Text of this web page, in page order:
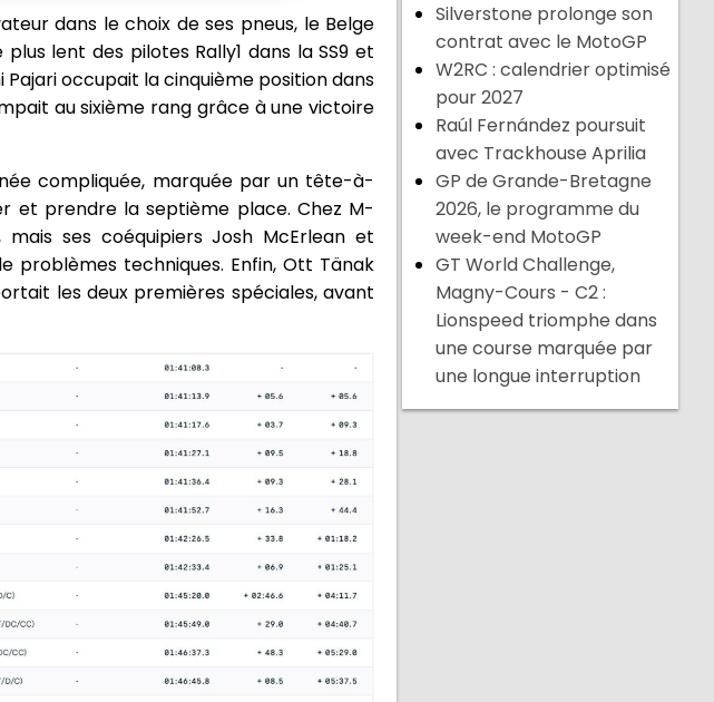
dans le choix de ses pneus, le Belge
lent des pilotes Rally1 dans la SS9 et
occupait la cinquième position dans
au sixième rang grâce à une victoire
compliquée, marquée par un tête-à-
et prendre la septième place. Chez M-
ses coéquipiers Josh McErlean et
problèmes techniques. Enfin, Ott Tänak
les deux premières spéciales, avant
Silverstone prolonge son
contrat avec le MotoGP
W2RC : calendrier optimisé
pour 2027
Raúl Fernández poursuit
avec Trackhouse Aprilia
GP de Grande-Bretagne
2026, le programme du
week-end MotoGP
GT World Challenge,
Magny-Cours - C2 :
Lionspeed triomphe dans
une course marquée par
une longue interruption